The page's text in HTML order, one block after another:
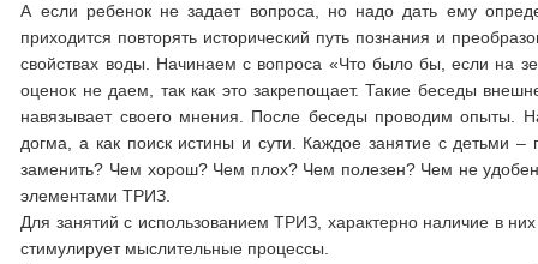
А если ребенок не задает вопроса, но надо дать ему
приходится повторять исторический путь познания и
свойствах воды. Начинаем с вопроса «Что было бы, если на
оценок не даем, так как это закрепощает. Такие беседы
навязывает своего мнения. После беседы проводим опыты.
догма, а как поиск истины и сути. Каждое занятие с детьми
заменить? Чем хорош? Чем плох? Чем полезен? Чем не
элементами ТРИЗ.
Для занятий с использованием ТРИЗ, характерно наличие в
стимулирует мыслительные процессы.